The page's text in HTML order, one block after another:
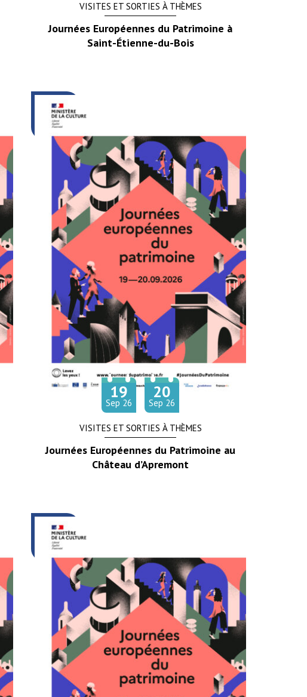
VISITES ET SORTIES À THÈMES
Journées Européennes du Patrimoine à
Saint-Étienne-du-Bois
VISITES ET SORTIES À THÈMES
Journées Européennes du Patrimoine au
Château d’Apremont
Du 19
Sep tembre
26
au 20
Sep tembre
26